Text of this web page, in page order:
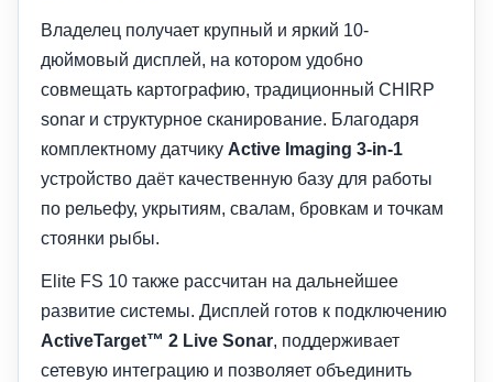
Владелец получает крупный и яркий 10-
дюймовый дисплей, на котором удобно
совмещать картографию, традиционный CHIRP
sonar и структурное сканирование. Благодаря
комплектному датчику Active Imaging 3-in-1
устройство даёт качественную базу для работы
по рельефу, укрытиям, свалам, бровкам и точкам
стоянки рыбы.
Elite FS 10 также рассчитан на дальнейшее
развитие системы. Дисплей готов к подключению
ActiveTarget™ 2 Live Sonar, поддерживает
сетевую интеграцию и позволяет объединить